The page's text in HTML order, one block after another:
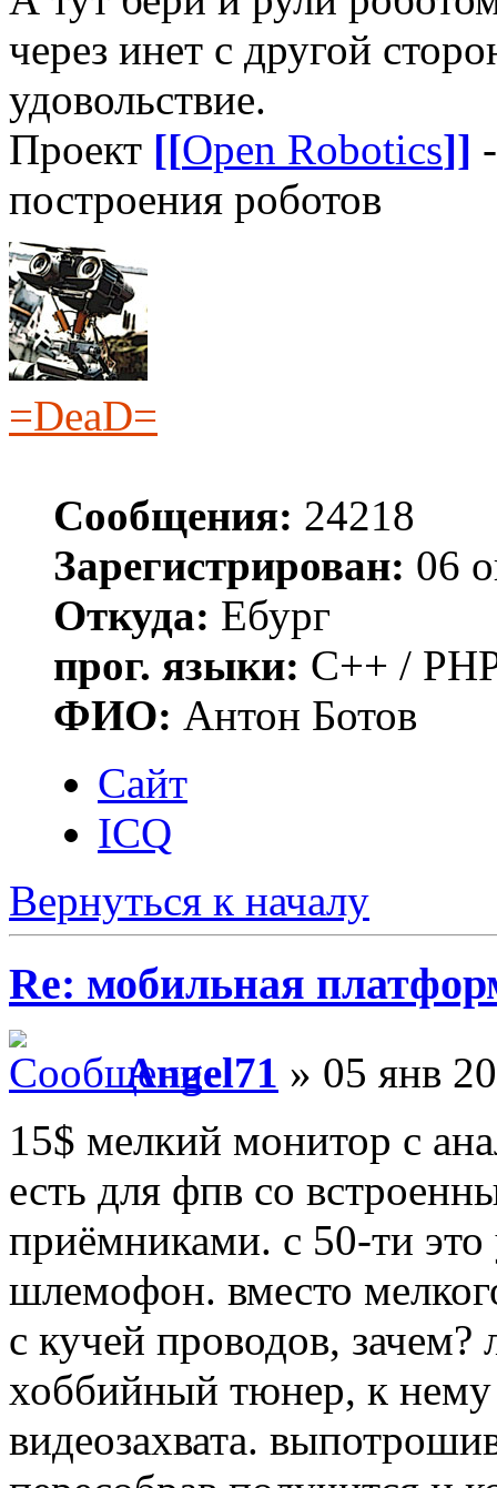
через инет с другой
удовольствие.
Проект [[Open Robotics]]
построения роботов
=DeaD=
Сообщения: 24218
Зарегистрирован: 06
Откуда: Ебург
прог. языки: C++ /
ФИО: Антон Ботов
Сайт
ICQ
Вернуться к началу
Re: мобильная
Angel71 » 05 янв
15$ мелкий монитор с
есть для фпв со
приёмниками. с 50-ти
шлемофон. вместо
с кучей проводов,
хоббийный тюнер, к
видеозахвата.